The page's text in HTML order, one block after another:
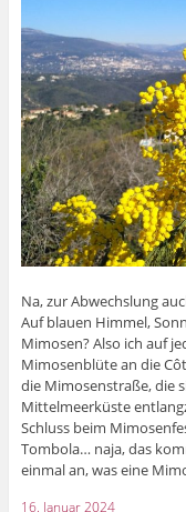
Na, zur Abwechslung
Auf blauen Himmel,
Mimosen? Also ich auf
Mimosenblüte an die
die Mimosenstraße, die
Mittelmeerküste
Schluss beim
Tombola… naja, das
einmal an, was eine
16. Januar 2024